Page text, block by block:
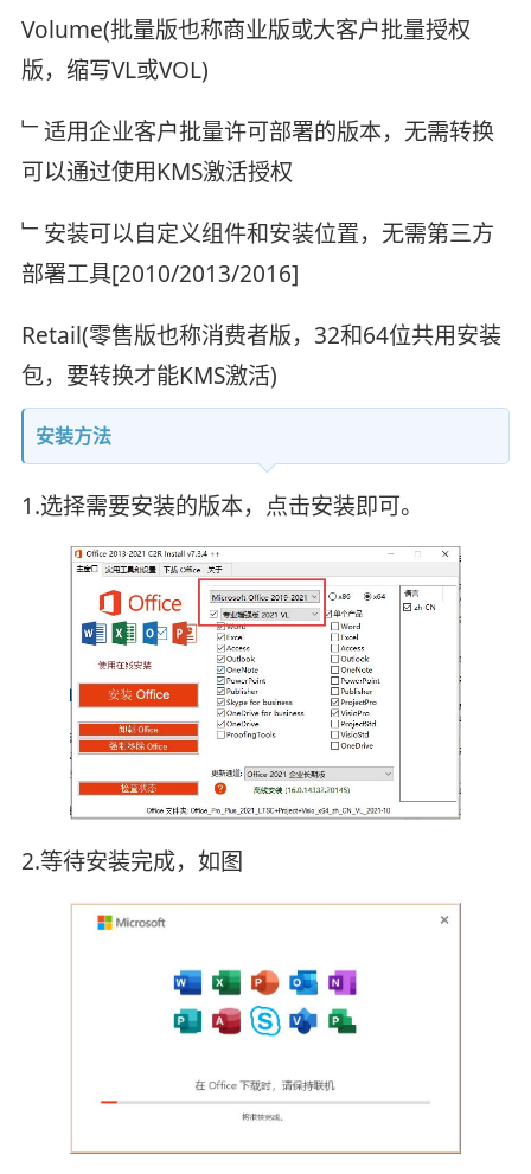
Volume(批量版也称商业版或大客户批量授权
版，缩写VL或VOL)
﹂适用企业客户批量许可部署的版本，无需转换
可以通过使用KMS激活授权
﹂安装可以自定义组件和安装位置，无需第三方
部署工具[2010/2013/2016]
Retail(零售版也称消费者版，32和64位共用安装
包，要转换才能KMS激活)
安装方法
1.选择需要安装的版本，点击安装即可。
2.等待安装完成，如图